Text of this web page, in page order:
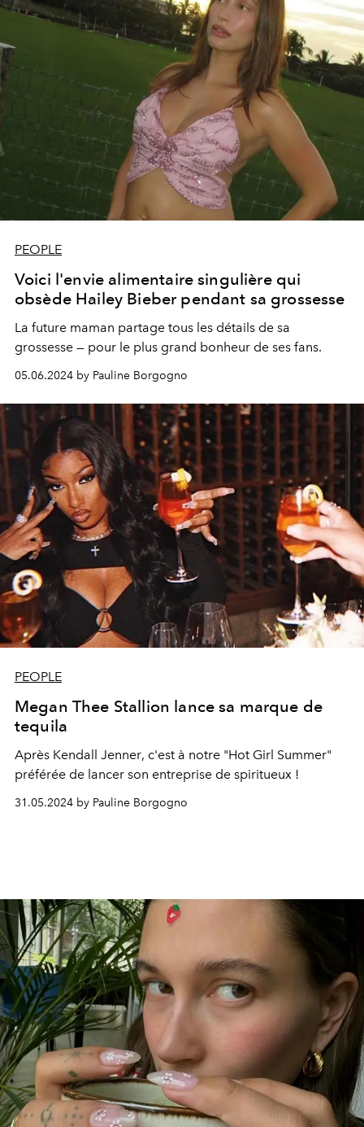
PEOPLE
Voici l'envie alimentaire singulière qui
obsède Hailey Bieber pendant sa grossesse
La future maman partage tous les détails de sa
grossesse — pour le plus grand bonheur de ses fans.
05.06.2024 by Pauline Borgogno
PEOPLE
Megan Thee Stallion lance sa marque de
tequila
Après Kendall Jenner, c'est à notre "Hot Girl Summer"
préférée de lancer son entreprise de spiritueux !
31.05.2024 by Pauline Borgogno